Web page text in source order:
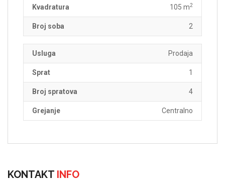
Kvadratura 105 m2
Broj soba 2
Usluga Prodaja
Sprat 1
Broj spratova 4
Grejanje Centralno
KONTAKT INFO